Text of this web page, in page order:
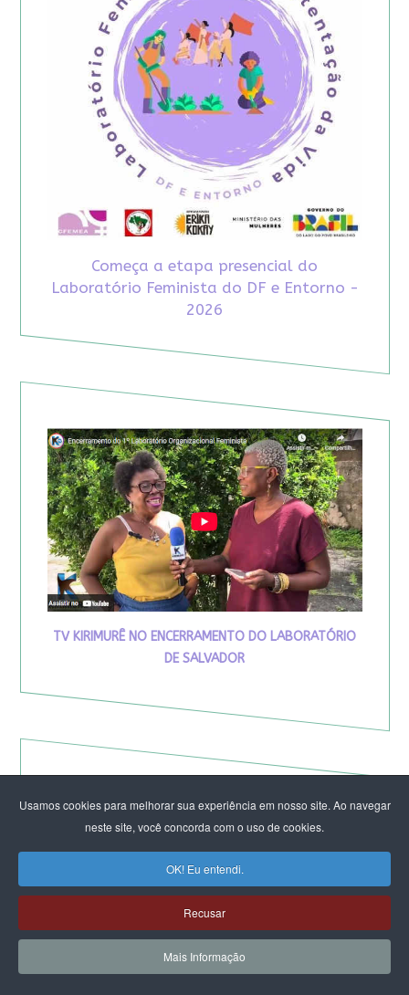
Usamos cookies para melhorar sua experiência em nosso site. Ao navegar
neste site, você concorda com o uso de cookies.
OK! Eu entendi.
Recusar
Mais Informação
Começa a etapa presencial do
Laboratório Feminista do DF e Entorno -
2026
TV KIRIMURÊ NO ENCERRAMENTO DO LABORATÓRIO
DE SALVADOR
Eleição de Erika Hilton para